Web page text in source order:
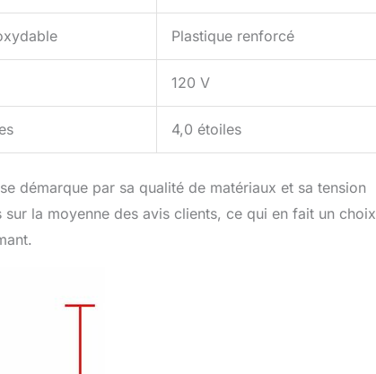
Plastique renforcé
120 V
4,0 étoiles
démarque par sa qualité de matériaux et sa tension
la moyenne des avis clients, ce qui en fait un choix